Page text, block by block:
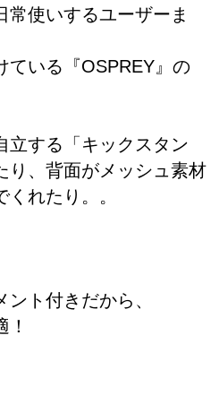
常使いするユーザーま
ている『OSPREY』の
立する「キックスタン
り、背面がメッシュ素材
れたり。。
ト付きだから、